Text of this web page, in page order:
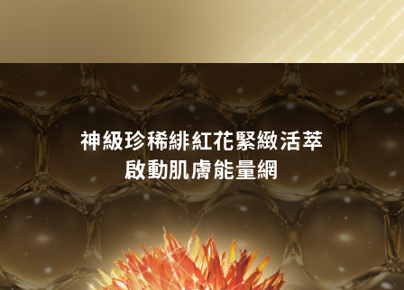
神級珍稀緋紅花緊緻活萃
啟動肌膚能量網